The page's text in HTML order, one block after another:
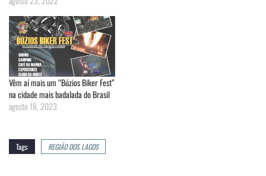
Vêm aí mais um “Búzios Biker Fest”
na cidade mais badalada do Brasil
agosto 18, 2023
Tags: REGIÃO DOS LAGOS